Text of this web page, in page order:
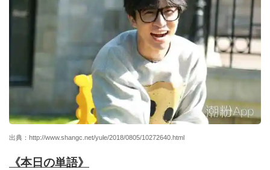
出典：http://www.shangc.net/yule/2018/0805/10272640.html
《本日の単語》